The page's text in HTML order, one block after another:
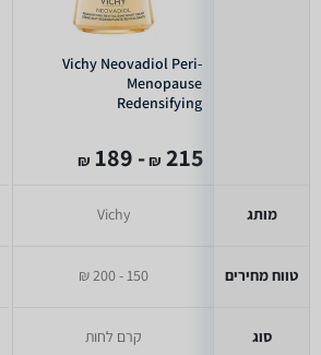
מותג
טווח מחירים
סוג
Vichy Neovadiol Peri-
Menopause
Redensifying
215
₪
- 189
₪
Vichy
150 - 200 ₪
קרם לחות